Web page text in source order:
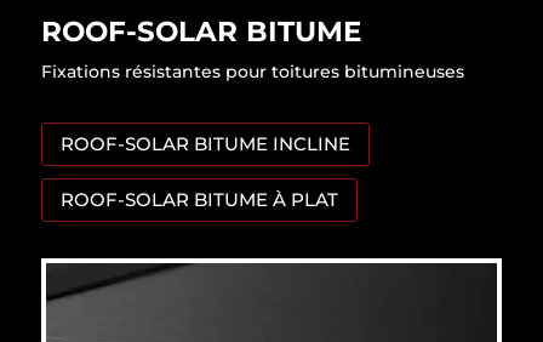
ROOF-SOLAR BITUME
Fixations résistantes pour toitures bitumineuses
ROOF-SOLAR BITUME INCLINE
ROOF-SOLAR BITUME À PLAT